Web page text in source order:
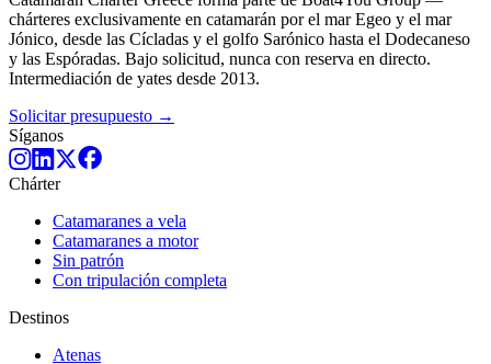
chárteres exclusivamente en catamarán por el mar Egeo y el mar
Jónico, desde las Cícladas y el golfo Sarónico hasta el Dodecaneso
y las Espóradas. Bajo solicitud, nunca con reserva en directo.
Intermediación de yates desde 2013.
Solicitar presupuesto →
Síganos
Chárter
Catamaranes a vela
Catamaranes a motor
Sin patrón
Con tripulación completa
Destinos
Atenas